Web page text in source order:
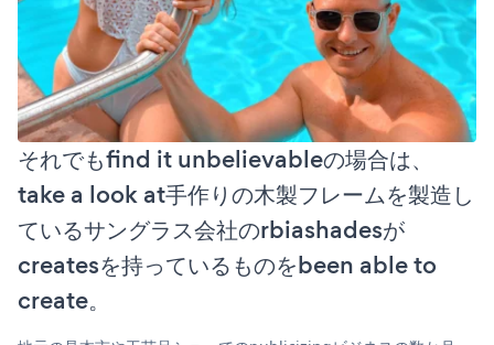
それでもfind it unbelievableの場合は、
take a look at手作りの木製フレームを製造し
ているサングラス会社のrbiashadesが
createsを持っているものをbeen able to
create。